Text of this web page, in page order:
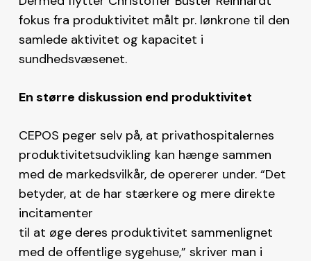
fokus fra produktivitet målt pr. lønkrone til den
samlede aktivitet og kapacitet i
sundhedsvæsenet.
En større diskussion end produktivitet
CEPOS peger selv på, at privathospitalernes
produktivitetsudvikling kan hænge sammen
med de markedsvilkår, de opererer under. “Det
betyder, at de har stærkere og mere direkte
incitamenter
til at øge deres produktivitet sammenlignet
med de offentlige sygehuse,” skriver man i